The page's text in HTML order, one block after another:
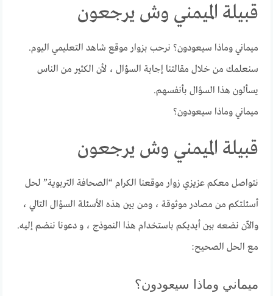
قبيلة الميمني وش يرجعون
ميماني وماذا سيعودون؟ نرحب بزوار موقع شاهد التعليمي اليوم.
سنعلمك من خلال مقالتنا إجابة السؤال ، لأن الكثير من الناس
يسألون هذا السؤال بأنفسهم.
ميماني وماذا سيعودون؟
قبيلة الميمني وش يرجعون
نتواصل معكم عزيزي زوار موقعنا الكرام “الصحافة التربوية” لحل
أسئلتكم من مصادر موثوقة ، ومن بين هذه الأسئلة السؤال التالي ،
والآن نضعه بين أيديكم باستخدام هذا النموذج ، و دعونا ننضم إليه.
مع الحل الصحيح:
ميماني وماذا سيعودون؟